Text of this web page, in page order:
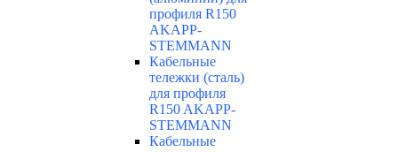
профиля R150
AKAPP-
STEMMANN
Кабельные
тележки (сталь)
для профиля
R150 AKAPP-
STEMMANN
Кабельные